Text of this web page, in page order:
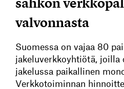
valvonnasta
Suomessa on vajaa 80
jakeluverkkoyhtiötä, joilla
jakelussa paikallinen
Verkkotoiminnan